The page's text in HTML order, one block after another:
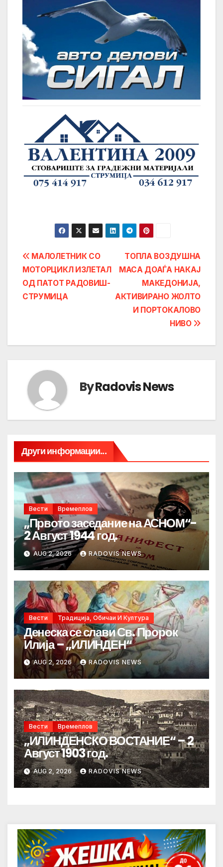
Post
navigation
ТОПЛА ВОЗДУШНА
МАСА ДОАЃА НАКАЈ
МАКЕДОНИЈА,
АКТИВИРАНО ЖОЛТО
И ПОРТОКАЛОВО
НИВО
МАЛОЛЕТНИК СО
МОТОРЦИКЛ ИЗЛЕТАЛ
ОД ПАТОТ РАДОВИШ-
СТРУМИЦА
ByRadovis News
Други информации...
Вести Времеплов
„Првото заседание на АСНОМ“-
2 Август 1944 год.
AUG 2, 2026 RADOVIS NEWS
Вести Традиција, Обичаи И Култура
Денеска се слави Св. Пророк
Илија – „ИЛИНДЕН“
AUG 2, 2026 RADOVIS NEWS
Вести Времеплов
„ИЛИНДЕНСКО ВОСТАНИЕ“ – 2
Август 1903 год.
AUG 2, 2026 RADOVIS NEWS